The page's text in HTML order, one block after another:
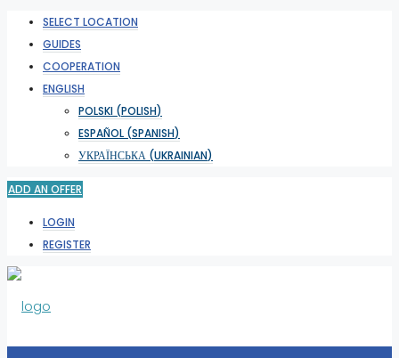
SELECT LOCATION
GUIDES
COOPERATION
ENGLISH
POLSKI (POLISH)
ESPAÑOL (SPANISH)
УКРАЇНСЬКА (UKRAINIAN)
ADD AN OFFER
LOGIN
REGISTER